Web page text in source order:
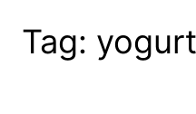
Tag: yogurt